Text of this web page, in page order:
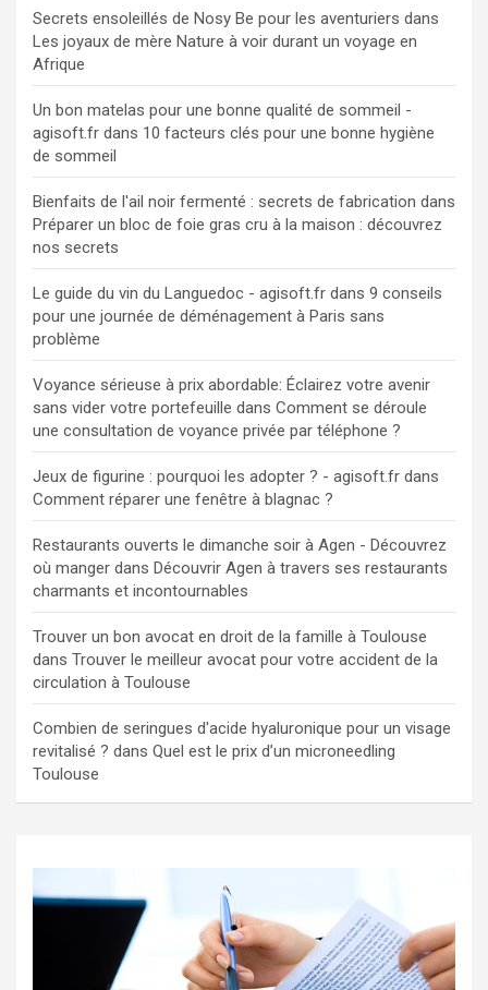
Secrets ensoleillés de Nosy Be pour les aventuriers dans
Les joyaux de mère Nature à voir durant un voyage en
Afrique
Un bon matelas pour une bonne qualité de sommeil -
agisoft.fr dans 10 facteurs clés pour une bonne hygiène
de sommeil
Bienfaits de l'ail noir fermenté : secrets de fabrication dans
Préparer un bloc de foie gras cru à la maison : découvrez
nos secrets
Le guide du vin du Languedoc - agisoft.fr dans 9 conseils
pour une journée de déménagement à Paris sans
problème
Voyance sérieuse à prix abordable: Éclairez votre avenir
sans vider votre portefeuille dans Comment se déroule
une consultation de voyance privée par téléphone ?
Jeux de figurine : pourquoi les adopter ? - agisoft.fr dans
Comment réparer une fenêtre à blagnac ?
Restaurants ouverts le dimanche soir à Agen - Découvrez
où manger dans Découvrir Agen à travers ses restaurants
charmants et incontournables
Trouver un bon avocat en droit de la famille à Toulouse
dans Trouver le meilleur avocat pour votre accident de la
circulation à Toulouse
Combien de seringues d'acide hyaluronique pour un visage
revitalisé ? dans Quel est le prix d’un microneedling
Toulouse